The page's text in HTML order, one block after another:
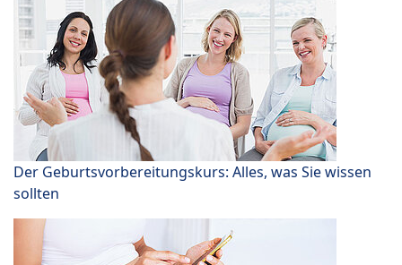
Der Geburtsvorbereitungskurs: Alles, was Sie wissen
sollten